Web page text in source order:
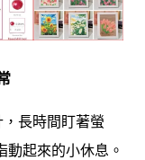
長時間盯著螢
起來的小休息。